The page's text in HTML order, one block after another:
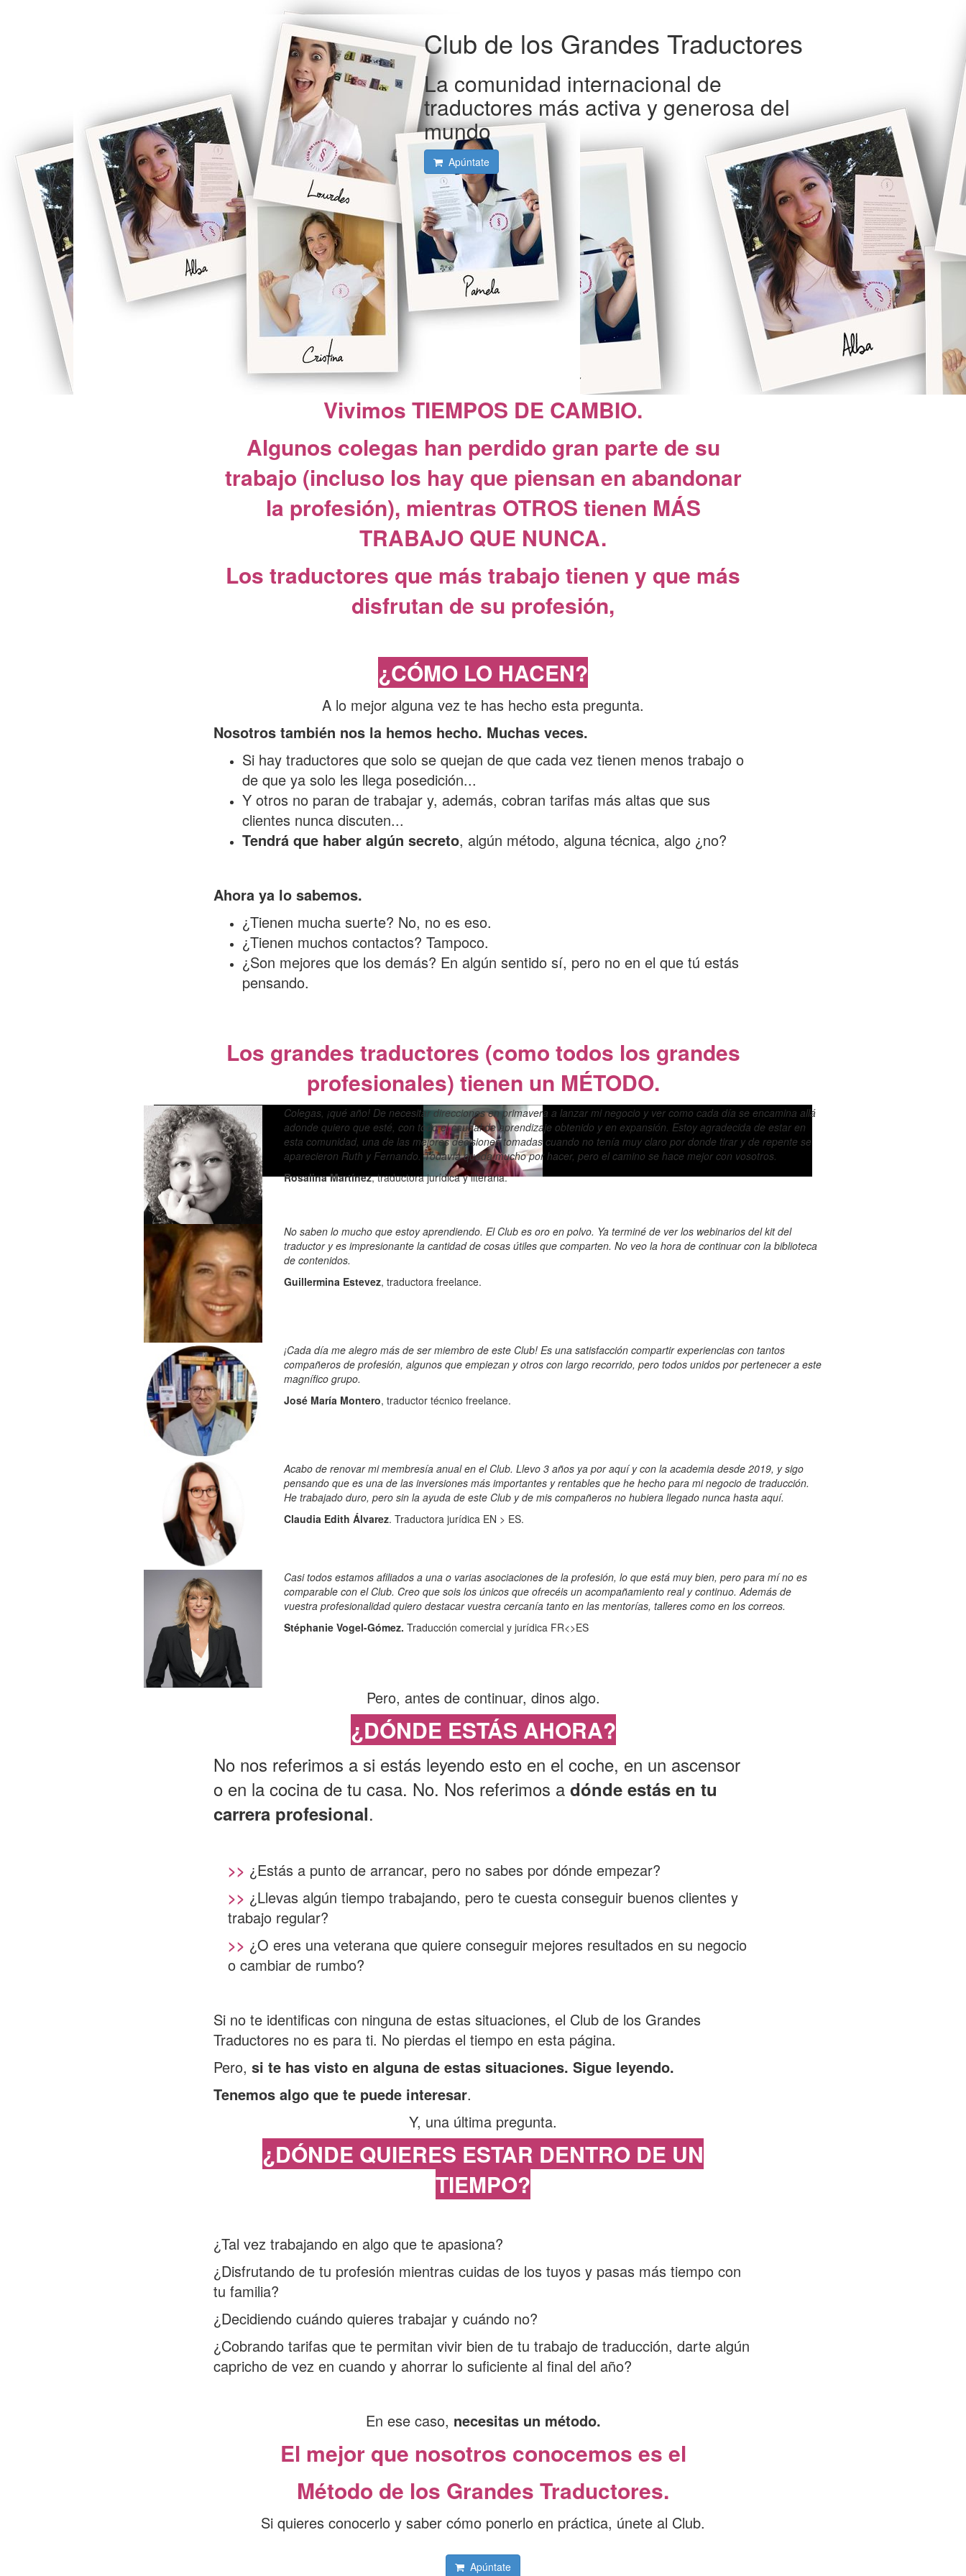
Club de los Grandes Traductores
La comunidad internacional de
traductores más activa y generosa del
mundo
Apúntate
Vivimos TIEMPOS DE CAMBIO.
Algunos colegas han perdido gran parte de su
trabajo (incluso los hay que piensan en abandonar
la profesión), mientras OTROS tienen MÁS
TRABAJO QUE NUNCA.
Los traductores que más trabajo tienen y que más
disfrutan de su profesión,
¿CÓMO LO HACEN?
A lo mejor alguna vez te has hecho esta pregunta.
Nosotros también nos la hemos hecho. Muchas veces.
Si hay traductores que solo se quejan de que cada vez tienen menos trabajo o
de que ya solo les llega posedición...
Y otros no paran de trabajar y, además, cobran tarifas más altas que sus
clientes nunca discuten...
Tendrá que haber algún secreto, algún método, alguna técnica, algo ¿no?
Ahora ya lo sabemos.
¿Tienen mucha suerte? No, no es eso.
¿Tienen muchos contactos? Tampoco.
¿Son mejores que los demás? En algún sentido sí, pero no en el que tú estás
pensando.
Los grandes traductores (como todos los grandes
profesionales) tienen un MÉTODO.
Colegas, ¡qué año! De necesitar direcciones en primavera a lanzar mi negocio y ver como cada día se encamina allá
adonde quiero que esté, con todo el caudal de aprendizaje obtenido y en expansión. Estoy agradecida de estar en
esta comunidad, una de las mejores decisiones tomadas cuando no tenía muy claro por donde tirar y de repente se
aparecieron Ruth y Fernando. Todavía queda mucho por hacer, pero el camino se hace mejor con vosotros.
Rosalina Martínez, traductora jurídica y literaria.
No saben lo mucho que estoy aprendiendo. El Club es oro en polvo. Ya terminé de ver los webinarios del kit del
traductor y es impresionante la cantidad de cosas útiles que comparten. No veo la hora de continuar con la biblioteca
de contenidos.
Guillermina Estevez, traductora freelance.
¡Cada día me alegro más de ser miembro de este Club!Es una satisfacción compartir experiencias con tantos
compañeros de profesión, algunos que empiezan y otros con largo recorrido, pero todos unidos por pertenecer a este
magnífico grupo.
José María Montero, traductor técnico freelance.
Acabo de renovar mi membresía anual en el Club. Llevo 3 años ya por aquí y con la academia desde 2019, y sigo
pensando que es una de las inversiones más importantes y rentables que he hecho para mi negocio de traducción.
He trabajado duro, pero sin la ayuda de este Club y de mis compañeros no hubiera llegado nunca hasta aquí.
Claudia Edith Álvarez. Traductora jurídica EN > ES.
Casi todos estamos afiliados a una o varias asociaciones de la profesión, lo que está muy bien, pero para mí no es
comparable con el Club. Creo que sois los únicos que ofrecéis un acompañamiento real y continuo. Además de
vuestra profesionalidad quiero destacar vuestra cercanía tanto en las mentorías, talleres como en los correos.
Stéphanie Vogel-Gómez. Traducción comercial y jurídica FR<>ES
Pero, antes de continuar, dinos algo.
¿DÓNDE ESTÁS AHORA?
No nos referimos a si estás leyendo esto en el coche, en un ascensor
o en la cocina de tu casa. No. Nos referimos a dónde estás en tu
carrera profesional.
>> ¿Estás a punto de arrancar, pero no sabes por dónde empezar?
>> ¿Llevas algún tiempo trabajando, pero te cuesta conseguir buenos clientes y
trabajo regular?
>> ¿O eres una veterana que quiere conseguir mejores resultados en su negocio
o cambiar de rumbo?
Si no te identificas con ninguna de estas situaciones, el Club de los Grandes
Traductores no es para ti. No pierdas el tiempo en esta página.
Pero, si te has visto en alguna de estas situaciones. Sigue leyendo.
Tenemos algo que te puede interesar.
Y, una última pregunta.
¿DÓNDE QUIERES ESTAR DENTRO DE UN
TIEMPO?
¿Tal vez trabajando en algo que te apasiona?
¿Disfrutando de tu profesión mientras cuidas de los tuyos y pasas más tiempo con
tu familia?
¿Decidiendo cuándo quieres trabajar y cuándo no?
¿Cobrando tarifas que te permitan vivir bien de tu trabajo de traducción, darte algún
capricho de vez en cuando y ahorrar lo suficiente al final del año?
En ese caso, necesitas un método.
El mejor que nosotros conocemos es el
Método de los Grandes Traductores.
Si quieres conocerlo y saber cómo ponerlo en práctica, únete al Club.
Apúntate